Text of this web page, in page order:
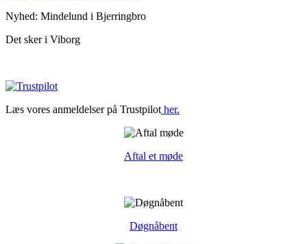
Nyhed: Mindelund i Bjerringbro
Det sker i Viborg
Læs vores anmeldelser på Trustpilot her.
Aftal et møde
Døgnåbent